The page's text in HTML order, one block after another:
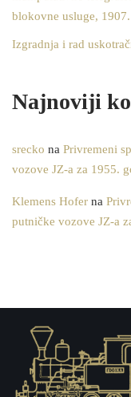
blokovne usluge, 1907.
Izgradnja i rad
Najnoviji
srecko na Privremeni
vozove JZ-a za 1955.
Klemens Hofer na
putničke vozove JZ-a